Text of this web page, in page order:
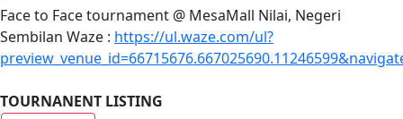
Face to Face tournament @ MesaMall Nilai, Negeri
Sembilan Waze : https://ul.waze.com/ul?
TOURNANENT LISTING